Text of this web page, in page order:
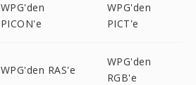
WPG'den
PICON'e
WPG'den
PICT'e
WPG'den RAS'e
WPG'den
RGB'e